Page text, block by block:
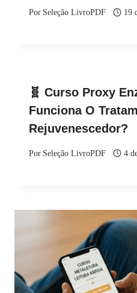
Por Seleção LivroPDF 19
🧬 Curso Proxy
Funciona O
Rejuvenescedor?
Por Seleção LivroPDF 4